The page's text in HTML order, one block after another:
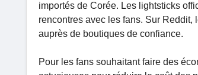
importés de Corée. Les lightsticks
rencontres avec les fans. Sur
auprès de boutiques de confiance.
Pour les fans souhaitant faire des